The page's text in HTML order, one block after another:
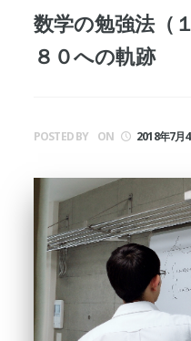
数学の勉強法（
８０への軌跡
POSTED BY ON 2018年7月